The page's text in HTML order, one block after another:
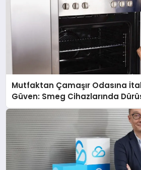
Mutfaktan Çamaşır Odasına
Güven: Smeg Cihazlarında
Deneyimi